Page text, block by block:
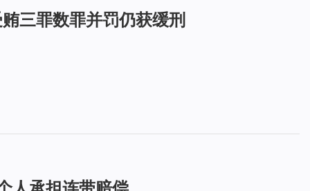
三罪数罪并罚仍获缓刑